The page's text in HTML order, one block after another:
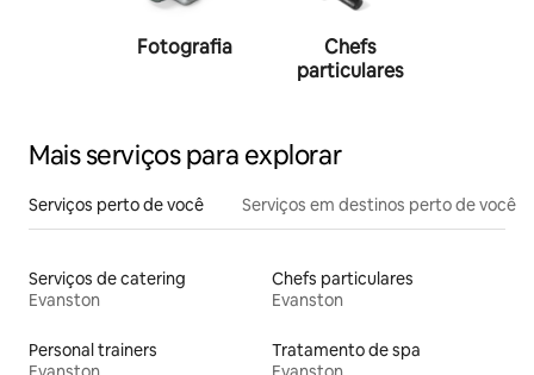
Fotografia
Chefs
particulares
Mais serviços para explorar
Serviços perto de você Serviços em destinos perto de você
Serviços de catering
Evanston
Chefs particulares
Evanston
Personal trainers
Tratamento de spa